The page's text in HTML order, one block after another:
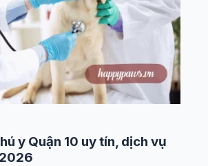
y Quận 10 uy tín, dịch vụ